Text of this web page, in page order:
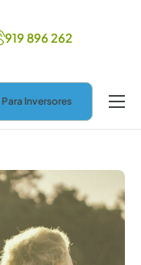
Para Inversores
919 896 262